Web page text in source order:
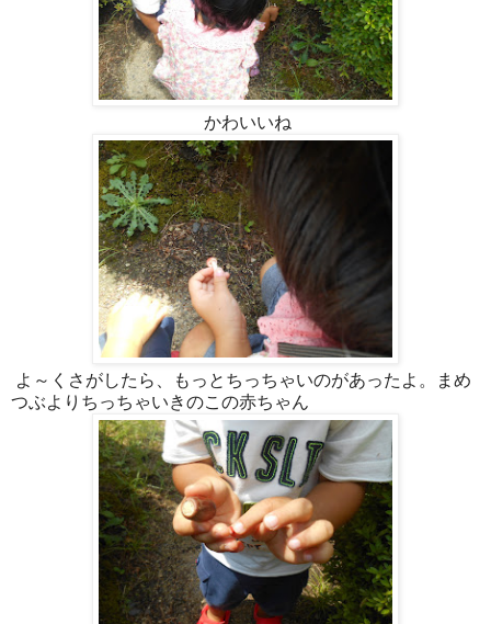
かわいいね
よ～くさがしたら、もっとちっちゃいのがあったよ。まめ
つぶよりちっちゃいきのこの赤ちゃん